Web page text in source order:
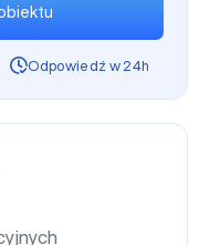
Odpowiedź w 24h